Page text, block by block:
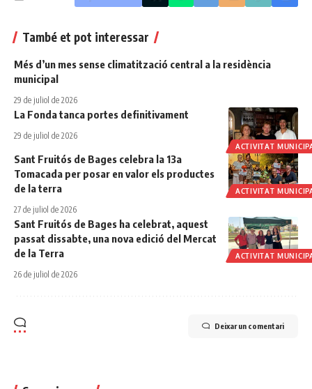
També et pot interessar
Més d’un mes sense climatització central a la residència
municipal
29 de juliol de 2026
ACTIVITAT
La Fonda tanca portes definitivament
29 de juliol de 2026
ACTIVITAT
Sant Fruitós de Bages celebra la 13a
Tomacada per posar en valor els productes
de la terra
27 de juliol de 2026
ACTIVITAT
Sant Fruitós de Bages ha celebrat, aquest
passat dissabte, una nova edició del Mercat
de la Terra
26 de juliol de 2026
Deixar un comentari